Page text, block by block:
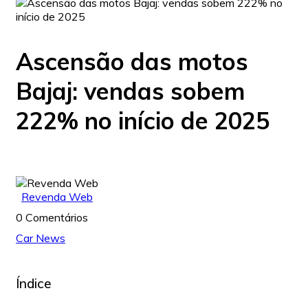
Ascensão das motos
Bajaj: vendas sobem
222% no início de 2025
Revenda Web
0 Comentários
Car News
Índice